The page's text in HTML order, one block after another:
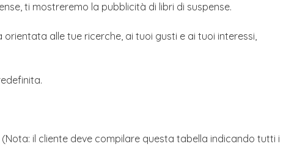
ti mostreremo la pubblicità di libri di suspense.
alle tue ricerche, ai tuoi gusti e ai tuoi interessi,
il cliente deve compilare questa tabella indicando tutti i